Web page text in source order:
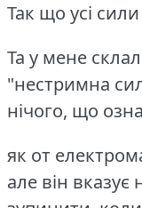
Так що усі
Та у мене
"нестримна
нічого, що
як от
але він